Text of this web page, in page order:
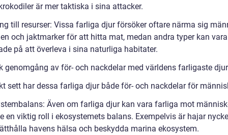
är mer taktiska i sina attacker.
till resurser: Vissa farliga djur försöker oftare närma sig
och jaktmarker för att hitta mat, medan andra typer kan
på att överleva i sina naturliga habitater.
genomgång av för- och nackdelar med världens farligaste
sett har dessa farliga djur både för- och nackdelar för
Även om farliga djur kan vara farliga mot
en viktig roll i ekosystemets balans. Exempelvis är hajar
havens hälsa och beskydda marina ekosystem.